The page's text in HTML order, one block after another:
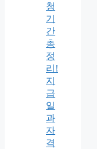
청
기
간
총
정
리!
지
급
일
과
자
격